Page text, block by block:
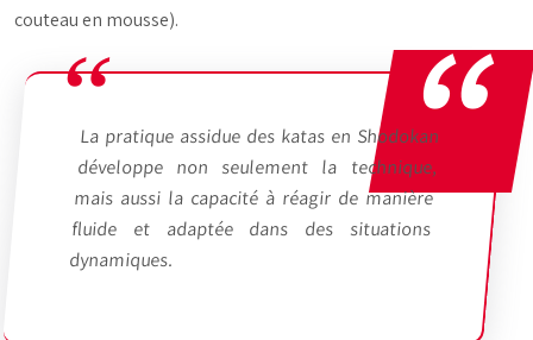
couteau en mousse).
La pratique assidue des katas en Shodokan
développe non seulement la technique,
mais aussi la capacité à réagir de manière
fluide et adaptée dans des situations
dynamiques.